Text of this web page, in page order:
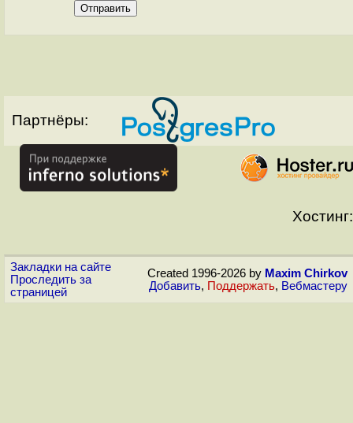
Партнёры:
Хостинг:
Закладки на сайте
Проследить за
страницей
Created 1996-2026 by Maxim Chirkov
Добавить, Поддержать, Вебмастеру